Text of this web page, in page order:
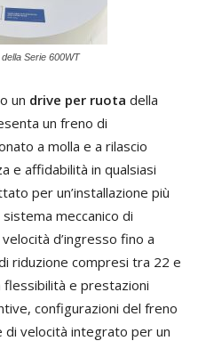
Serie 600WT
un drive per ruota della
un freno di
a molla e a rilascio
e affidabilità in qualsiasi
per un’installazione più
meccanico di
d’ingresso fino a
riduzione compresi tra 22 e
flessibilità e prestazioni
configurazioni del freno
di velocità integrato per un